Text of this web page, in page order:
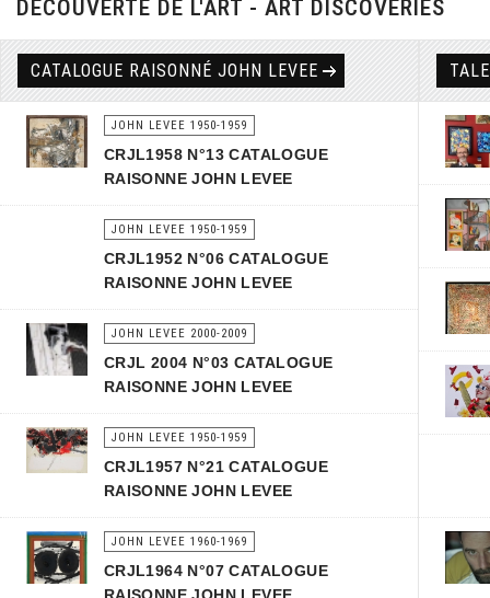
DÉCOUVERTE DE L'ART - ART DISCOVERIES
CATALOGUE RAISONNÉ JOHN LEVEE
JOHN LEVEE 1950-1959
CRJL1958 N°13 CATALOGUE
RAISONNE JOHN LEVEE
JOHN LEVEE 1950-1959
CRJL1952 N°06 CATALOGUE
RAISONNE JOHN LEVEE
JOHN LEVEE 2000-2009
CRJL 2004 N°03 CATALOGUE
RAISONNE JOHN LEVEE
JOHN LEVEE 1950-1959
CRJL1957 N°21 CATALOGUE
RAISONNE JOHN LEVEE
JOHN LEVEE 1960-1969
CRJL1964 N°07 CATALOGUE